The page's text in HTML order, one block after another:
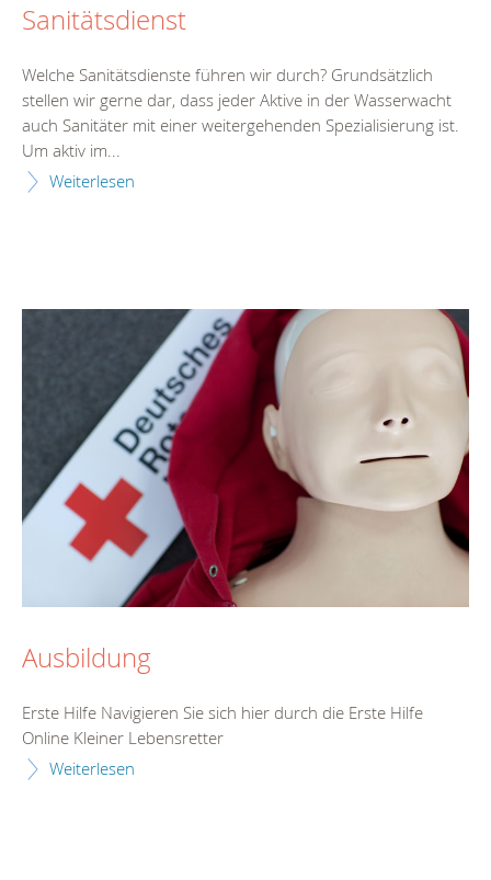
Sanitätsdienst
Welche Sanitätsdienste führen wir durch? Grundsätzlich
stellen wir gerne dar, dass jeder Aktive in der Wasserwacht
auch Sanitäter mit einer weitergehenden Spezialisierung ist.
Um aktiv im...
Weiterlesen
Ausbildung
Erste Hilfe Navigieren Sie sich hier durch die Erste Hilfe
Online Kleiner Lebensretter
Weiterlesen